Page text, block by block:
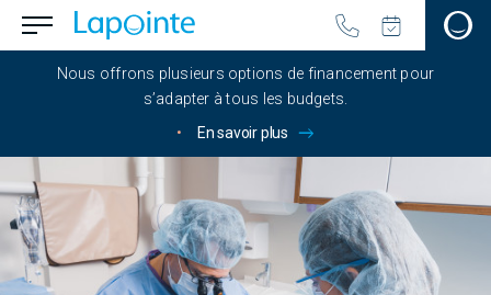
Passer au contenu principal
Aller à la page d'accueil
menu.button_open
Nous offrons plusieurs options de financement pour
s’adapter à tous les budgets.
•
En savoir plus